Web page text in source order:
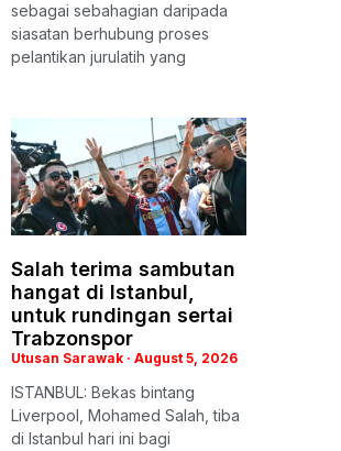
sebagai sebahagian daripada
siasatan berhubung proses
pelantikan jurulatih yang
Salah terima sambutan
hangat di Istanbul,
untuk rundingan sertai
Trabzonspor
Utusan Sarawak August 5, 2026
ISTANBUL: Bekas bintang
Liverpool, Mohamed Salah, tiba
di Istanbul hari ini bagi